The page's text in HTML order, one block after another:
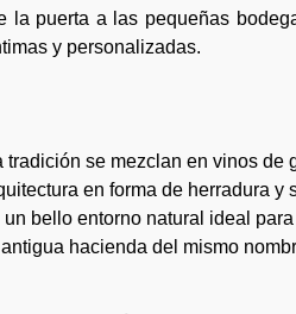
la puerta a las pequeñas
y personalizadas.
se mezclan en vinos de
en forma de herradura y
bello entorno natural ideal
hacienda del mismo